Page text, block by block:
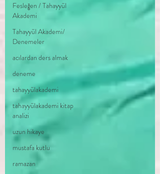
Fesleğen / Tahayyül
Akademi
Tahayyül Akademi/
Denemeler
acılardan ders almak
deneme
tahayyülakademi
tahayyülakademi kitap
analizi
uzun hikaye
mustafa kutlu
ramazan